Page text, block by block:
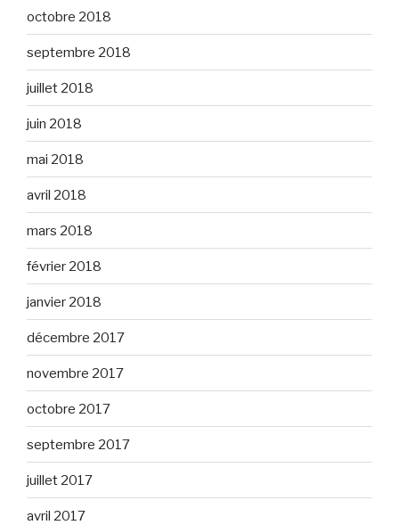
octobre 2018
septembre 2018
juillet 2018
juin 2018
mai 2018
avril 2018
mars 2018
février 2018
janvier 2018
décembre 2017
novembre 2017
octobre 2017
septembre 2017
juillet 2017
avril 2017